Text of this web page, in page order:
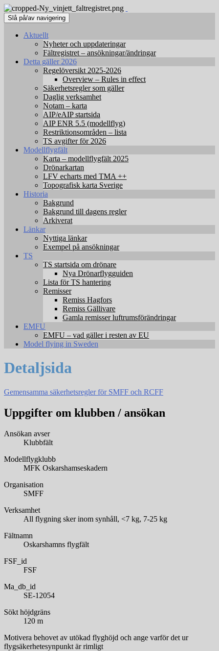
Slå på/av navigering
Aktuellt
Nyheter och uppdateringar
Fältregistret – ansökningar/ändringar
Detta gäller 2026
Regelöversikt 2025-2026
Overview – Rules in effect
Säkerhetsregler som gäller
Daglig verksamhet
Notam – karta
AIP/eAIP startsida
AIP ENR 5.5 (modellflyg)
Restriktionsområden – lista
TS avgifter för 2026
Modellflygfält
Karta – modellflygfält 2025
Drönarkartan
LFV echarts med TMA ++
Topografisk karta Sverige
Historia
Bakgrund
Bakgrund till dagens regler
Arkiverat
Länkar
Nyttiga länkar
Exempel på ansökningar
TS
TS startsida om drönare
Nya Drönarflygguiden
Lista för TS hantering
Remisser
Remiss Hagfors
Remiss Gällivare
Gamla remisser luftrumsförändringar
EMFU
EMFU – vad gäller i resten av EU
Model flying in Sweden
Detaljsida
Gemensamma säkerhetsregler för SMFF och RCFF
Uppgifter om klubben / ansökan
Ansökan avser
Klubbfält
Modellflygklubb
MFK Oskarshamseskadern
Organisation
SMFF
Verksamhet
All flygning sker inom synhåll, <7 kg, 7-25 kg
Fältnamn
Oskarshamns flygfält
FSF_id
FSF
Ma_db_id
SE-12054
Sökt höjdgräns
120 m
Motivera behovet av utökad flyghöjd och ange varför det ur
flygsäkerhetesynpunkt är rimligt